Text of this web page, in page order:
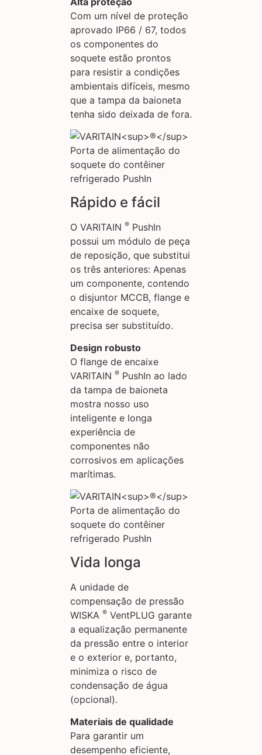
Com um nível de proteção
aprovado IP66 / 67, todos
os componentes do
soquete estão prontos
para resistir a condições
ambientais difíceis, mesmo
que a tampa da baioneta
tenha sido deixada de fora.
Rápido e fácil
O VARITAIN ® PushIn
possui um módulo de peça
de reposição, que substitui
os três anteriores: Apenas
um componente, contendo
o disjuntor MCCB, flange e
encaixe de soquete,
precisa ser substituído.
Design robusto
O flange de encaixe
VARITAIN ® PushIn ao lado
da tampa de baioneta
mostra nosso uso
inteligente e longa
experiência de
componentes não
corrosivos em aplicações
marítimas.
Vida longa
A unidade de
compensação de pressão
WISKA ® VentPLUG garante
a equalização permanente
da pressão entre o interior
e o exterior e, portanto,
minimiza o risco de
condensação de água
(opcional).
Materiais de qualidade
Para garantir um
desempenho eficiente,